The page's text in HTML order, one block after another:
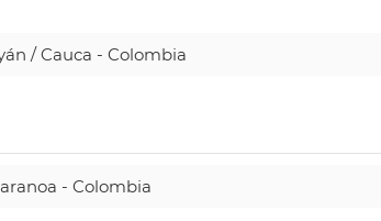
/ Cauca - Colombia
- Colombia